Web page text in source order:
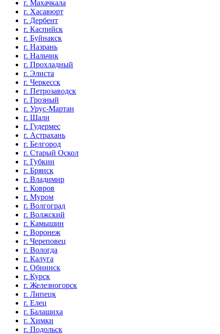
г. Махачкала
г. Хасавюрт
г. Дербент
г. Каспийск
г. Буйнакск
г. Назрань
г. Нальчик
г. Прохладный
г. Элиста
г. Черкесск
г. Петрозаводск
г. Грозный
г. Урус-Мартан
г. Шали
г. Гудермес
г. Астрахань
г. Белгород
г. Старый Оскол
г. Губкин
г. Брянск
г. Владимир
г. Ковров
г. Муром
г. Волгоград
г. Волжский
г. Камышин
г. Воронеж
г. Череповец
г. Вологда
г. Калуга
г. Обнинск
г. Курск
г. Железногорск
г. Липецк
г. Елец
г. Балашиха
г. Химки
г. Подольск